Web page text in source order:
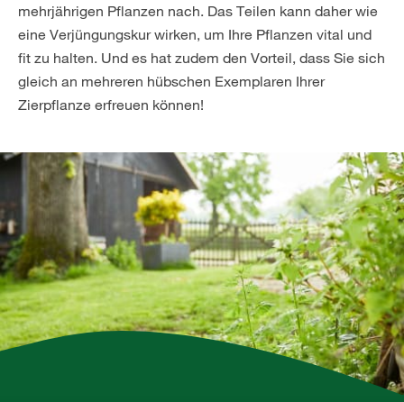
mehrjährigen Pflanzen nach. Das Teilen kann daher wie
eine Verjüngungskur wirken, um Ihre Pflanzen vital und
fit zu halten. Und es hat zudem den Vorteil, dass Sie sich
gleich an mehreren hübschen Exemplaren Ihrer
Zierpflanze erfreuen können!